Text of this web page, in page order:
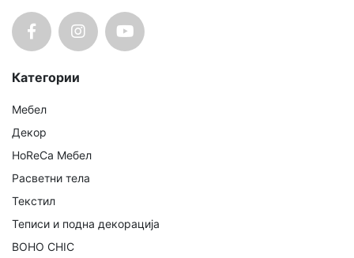
Категории
Мебел
Декор
HoReCa Мебел
Расветни тела
Текстил
Теписи и подна декорација
BOHO CHIC